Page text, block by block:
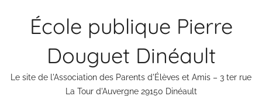
École publique Pierre
Douguet Dinéault
Le site de l'Association des Parents d'Élèves et Amis – 3 ter rue
La Tour d'Auvergne 29150 Dinéault